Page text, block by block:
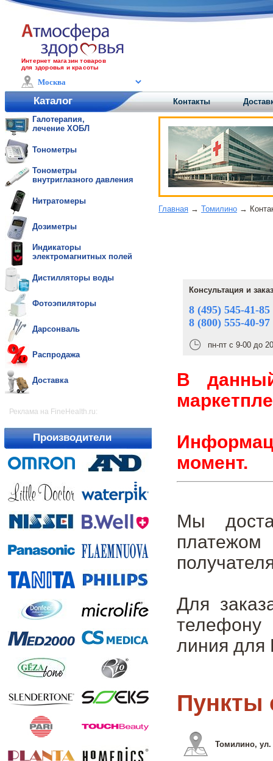
Интернет магазин товаров
для здоровья и красоты
Каталог Контакты
Галотерапия,
лечение ХОБЛ
Тонометры
Тонометры
внутриглазного давления
Нитратомеры
Дозиметры
Индикаторы
электромагнитных полей
Дистилляторы воды
Фотоэпиляторы
Дарсонваль
Распродажа
Доставка
Реклама на FineHealth.ru:
Производители
Главная → Томилино →
Консультация и
8 (495) 545-41-85
8 (800) 555-40-97
пн-пт с 9-00 до
В
момент.
Мы
Для
линия для
Пункты
Томилино,